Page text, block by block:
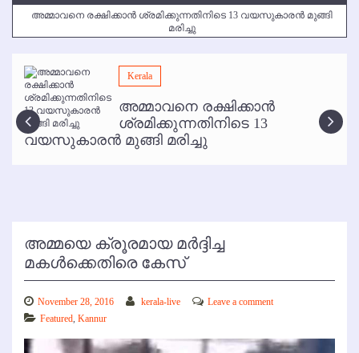
അമ്മാവനെ രക്ഷിക്കാന്‍ ശ്രമിക്കുന്നതിനിടെ 13 വയസുകാരന്‍ മുങ്ങി
മരിച്ചു
മമ്പുറം ആണ്ടു നേര്‍ച്ച ജൂണ്‍ 17 മുതല്‍
ഇനി രമേശ് പിഷാരടി സ്റ്റേജ് ഷോകള്‍ക്ക് ഇല്ല
കോഴിക്കോട് വിമാനത്താവളത്തില്‍ അനധികൃത പാര്‍ക്കിംഗ് പിരിവ് :
പരാതി തള്ളി
Kerala
അമ്മാവനെ രക്ഷിക്കാന്‍
ശ്രമിക്കുന്നതിനിടെ 13
വയസുകാരന്‍ മുങ്ങി മരിച്ചു
അമ്മയെ ക്രൂരമായ മര്‍ദ്ദിച്ച
മകള്‍ക്കെതിരെ കേസ്
November 28, 2016 kerala-live
Leave a comment
Featured Kannur